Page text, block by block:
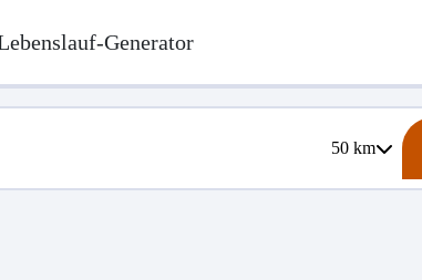
Generator
50km